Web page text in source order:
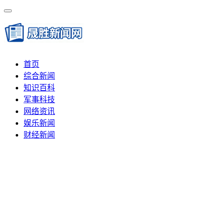
首页
综合新闻
知识百科
军事科技
网络资讯
娱乐新闻
财经新闻